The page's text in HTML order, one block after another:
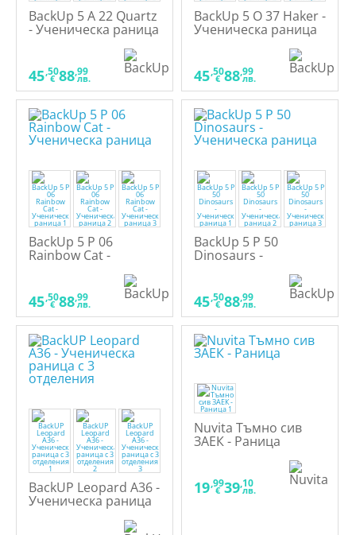
BackUp 5 A 22 Quartz
- Ученическа раница
45,50
€ 88,99
лв.
BackUp 5 O 37 Haker -
Ученическа раница
45,50
€ 88,99
лв.
BackUp 5 P 06
Rainbow Cat -
45,50
€ 88,99
лв.
BackUp 5 P 50
Dinosaurs -
45,50
€ 88,99
лв.
BackUP Leopard A36 -
Ученическа раница
с 3 отделения
Nuvita Тъмно сив
ЗАЕК - Раница
19,99
€ 39,10
лв.